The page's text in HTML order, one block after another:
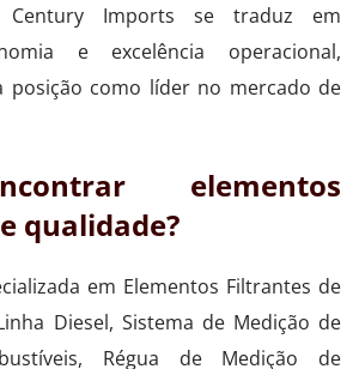
Century Imports se traduz em
e excelência operacional,
posição como líder no mercado de
elementos
qualidade?
em Elementos Filtrantes de
Diesel, Sistema de Medição de
Régua de Medição de